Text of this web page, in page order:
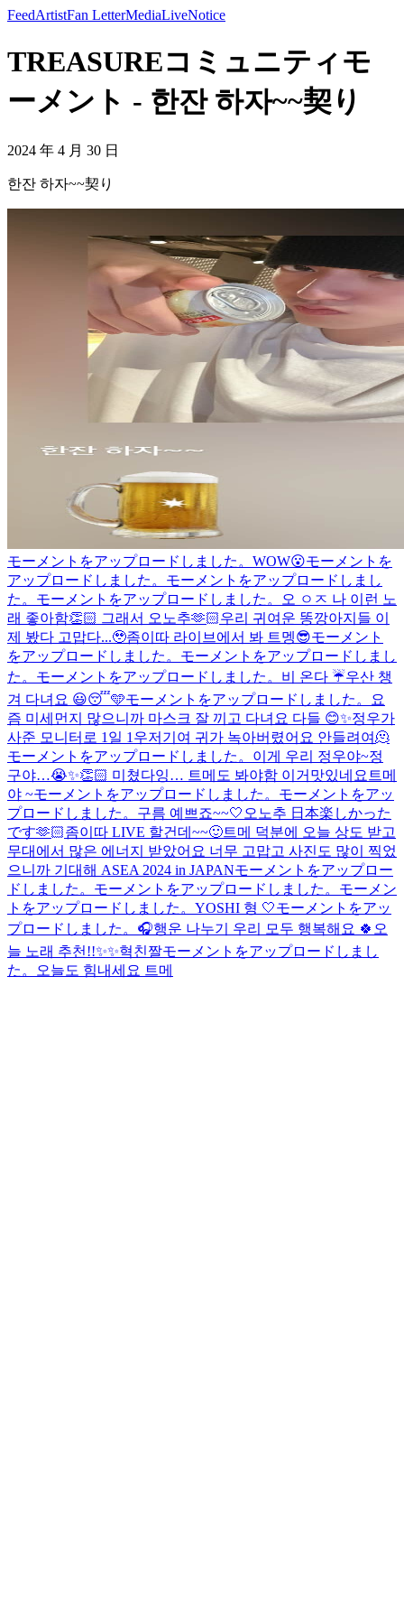
FeedArtistFan LetterMediaLiveNotice
TREASUREコミュニティモ
ーメント - 한잔 하자~~契り
2024 年 4 月 30 日
한잔 하자~~契り
モーメントをアップロードしました。 WOW😮モーメントを
アップロードしました。 モーメントをアップロードしまし
た。 モーメントをアップロードしました。
오 ㅇㅈ 나 이런 노
래 좋아함👏🏻 그래서 오노추🫶🏻우리 귀여운 똥깡아지들 이
제 봤다 고맙다...🥹좀이따 라이브에서 봐 트멩😎モーメント
をアップロードしました。 モーメントをアップロードしまし
た。 モーメントをアップロードしました。 비 온다 ☔️우산 챙
겨 다녀요 😃😴🩵モーメントをアップロードしました。
요
즘 미세먼지 많으니까 마스크 잘 끼고 다녀요 다들 😊✨정우가
사준 모니터로 1일 1우저기여 귀가 녹아버렸어요 안들려여🫠
モーメントをアップロードしました。 이게 우리 정우야~정
구야…😭✨👏🏻 미쳤다잉… 트메도 봐야함 이거 맛있네요 트메
야 ~モーメントをアップロードしました。 モーメントをアッ
プロードしました。 구름 예쁘죠~~🤍 오노추 日本楽しかった
です🫶🏻좀이따 LIVE 할건데~~🙂트메 덕분에 오늘 상도 받고
무대에서 많은 에너지 받았어요 너무 고맙고 사진도 많이 찍었
으니까 기대해 ASEA 2024 in JAPANモーメントをアップロー
ドしました。 モーメントをアップロードしました。 モーメン
トをアップロードしました。 YOSHI 형 🤍モーメントをアッ
プロードしました。 🎧행운 나누기 우리 모두 행복해요 🍀 오
늘 노래 추천!!✨✨혁친짤モーメントをアップロードしまし
た。
오늘도 힘내세요 트메